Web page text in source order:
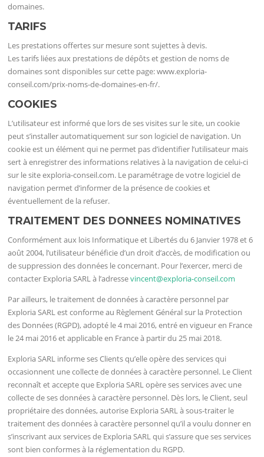
domaines.
TARIFS
Les prestations offertes sur mesure sont sujettes à devis.
Les tarifs liées aux prestations de dépôts et gestion de noms de
domaines sont disponibles sur cette page: www.exploria-
conseil.com/prix-noms-de-domaines-en-fr/.
COOKIES
L’utilisateur est informé que lors de ses visites sur le site, un cookie
peut s’installer automatiquement sur son logiciel de navigation. Un
cookie est un élément qui ne permet pas d’identifier l’utilisateur mais
sert à enregistrer des informations relatives à la navigation de celui-ci
sur le site exploria-conseil.com. Le paramétrage de votre logiciel de
navigation permet d’informer de la présence de cookies et
éventuellement de la refuser.
TRAITEMENT DES DONNEES NOMINATIVES
Conformément aux lois Informatique et Libertés du 6 Janvier 1978 et 6
août 2004, l’utilisateur bénéficie d’un droit d’accès, de modification ou
de suppression des données le concernant. Pour l’exercer, merci de
contacter Exploria SARL à l’adressevincent@exploria-conseil.com
Par ailleurs, le traitement de données à caractère personnel par
Exploria SARL est conforme au Règlement Général sur la Protection
des Données (RGPD), adopté le 4 mai 2016, entré en vigueur en France
le 24 mai 2016 et applicable en France à partir du 25 mai 2018.
Exploria SARL informe ses Clients qu’elle opère des services qui
occasionnent une collecte de données à caractère personnel. Le Client
reconnaît et accepte que Exploria SARL opère ses services avec une
collecte de ses données à caractère personnel. Dès lors, le Client, seul
propriétaire des données, autorise Exploria SARL à sous-traiter le
traitement des données à caractère personnel qu’il a voulu donner en
s’inscrivant aux services de Exploria SARL qui s’assure que ses services
sont bien conformes à la réglementation du RGPD.